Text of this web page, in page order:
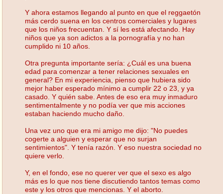
Y ahora estamos llegando al punto en que el reggaetón
más cerdo suena en los centros comerciales y lugares
que los niños frecuentan. Y sí les está afectando. Hay
niños que ya son adictos a la pornografía y no han
cumplido ni 10 años.
Otra pregunta importante sería: ¿Cuál es una buena
edad para comenzar a tener relaciones sexuales en
general? En mi experiencia, pienso que hubiera sido
mejor haber esperado mínimo a cumplir 22 o 23, y ya
casado. Y quién sabe. Antes de eso era muy inmaduro
sentimentalmente y no podía ver que mis acciones
estaban haciendo mucho daño.
Una vez uno que era mi amigo me dijo: "No puedes
cogerte a alguien y esperar que no surjan
sentimientos". Y tenía razón. Y eso nuestra sociedad no
quiere verlo.
Y, en el fondo, ese no querer ver que el sexo es algo
más es lo que nos tiene discutiendo tantos temas como
este y los otros que mencionas. Y el aborto.